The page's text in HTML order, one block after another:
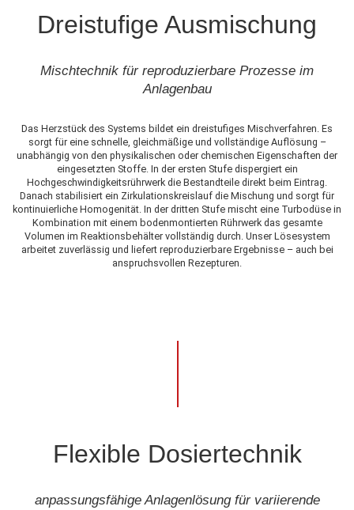
Dreistufige Ausmischung
Mischtechnik für reproduzierbare Prozesse im
Anlagenbau
Das Herzstück des Systems bildet ein dreistufiges Mischverfahren. Es
sorgt für eine schnelle, gleichmäßige und vollständige Auflösung –
unabhängig von den physikalischen oder chemischen Eigenschaften der
eingesetzten Stoffe. In der ersten Stufe dispergiert ein
Hochgeschwindigkeitsrührwerk die Bestandteile direkt beim Eintrag.
Danach stabilisiert ein Zirkulationskreislauf die Mischung und sorgt für
kontinuierliche Homogenität. In der dritten Stufe mischt eine Turbodüse in
Kombination mit einem bodenmontierten Rührwerk das gesamte
Volumen im Reaktionsbehälter vollständig durch. Unser Lösesystem
arbeitet zuverlässig und liefert reproduzierbare Ergebnisse – auch bei
anspruchsvollen Rezepturen.
Flexible Dosiertechnik
anpassungsfähige Anlagenlösung für variierende